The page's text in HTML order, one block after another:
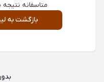
متاسفانه
بازگشت به